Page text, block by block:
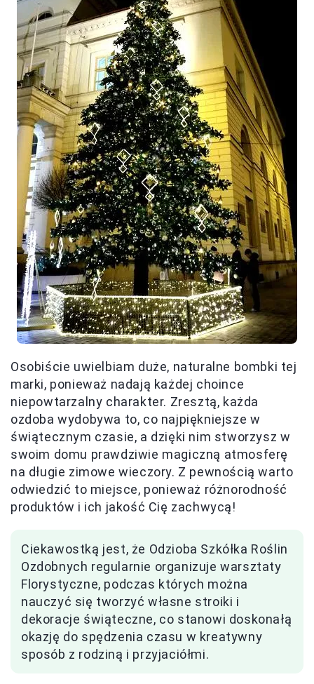
Osobiście uwielbiam duże, naturalne bombki tej
marki, ponieważ nadają każdej choince
niepowtarzalny charakter. Zresztą, każda
ozdoba wydobywa to, co najpiękniejsze w
świątecznym czasie, a dzięki nim stworzysz w
swoim domu prawdziwie magiczną atmosferę
na długie zimowe wieczory. Z pewnością warto
odwiedzić to miejsce, ponieważ różnorodność
produktów i ich jakość Cię zachwycą!
Ciekawostką jest, że Odzioba Szkółka Roślin
Ozdobnych regularnie organizuje warsztaty
Florystyczne, podczas których można
nauczyć się tworzyć własne stroiki i
dekoracje świąteczne, co stanowi doskonałą
okazję do spędzenia czasu w kreatywny
sposób z rodziną i przyjaciółmi.